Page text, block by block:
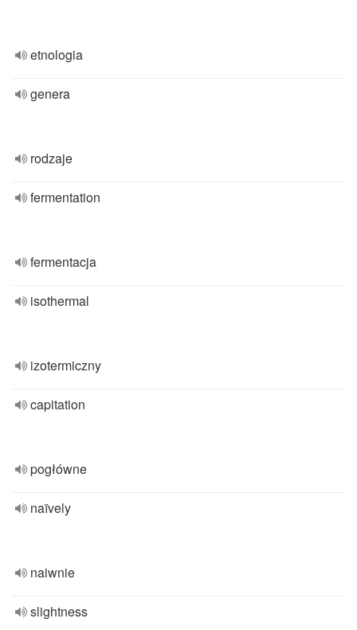
etnologia
genera
rodzaje
fermentation
fermentacja
isothermal
izotermiczny
capitation
pogłówne
naïvely
naiwnie
slightness